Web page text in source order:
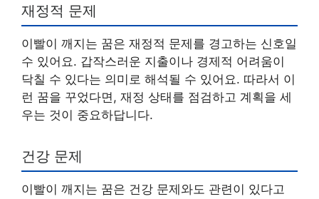
재정적 문제
이빨이 깨지는 꿈은 재정적 문제를 경고하는 신호일
수 있어요. 갑작스러운 지출이나 경제적 어려움이
닥칠 수 있다는 의미로 해석될 수 있어요. 따라서 이
런 꿈을 꾸었다면, 재정 상태를 점검하고 계획을 세
우는 것이 중요하답니다.
건강 문제
이빨이 깨지는 꿈은 건강 문제와도 관련이 있다고